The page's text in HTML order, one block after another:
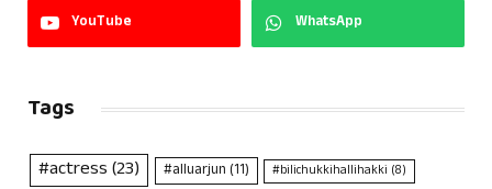
YouTube WhatsApp
Tags
#actress(23) #alluarjun(11) #bilichukkihallihakki (8)